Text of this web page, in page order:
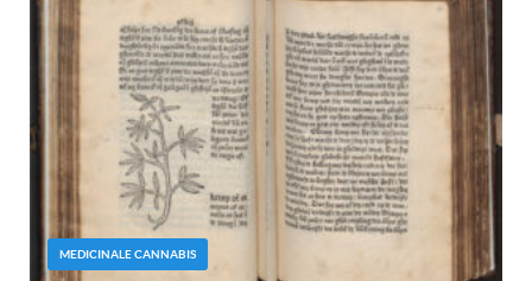
MEDICINALE CANNABIS